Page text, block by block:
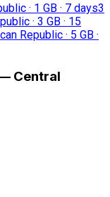
· 1 GB · 7 days3
· 3 GB · 15
Republic · 5 GB ·
Central